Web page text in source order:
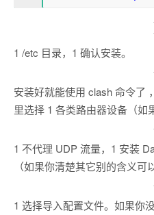
1 /etc 目录，1 确认安装。
安装好就能使用 clash 命令了
里选择 1 各类路由器设备（如
1 不代理 UDP 流量，1 安装
（如果你清楚其它别的含义可
1 选择导入配置文件。如果你